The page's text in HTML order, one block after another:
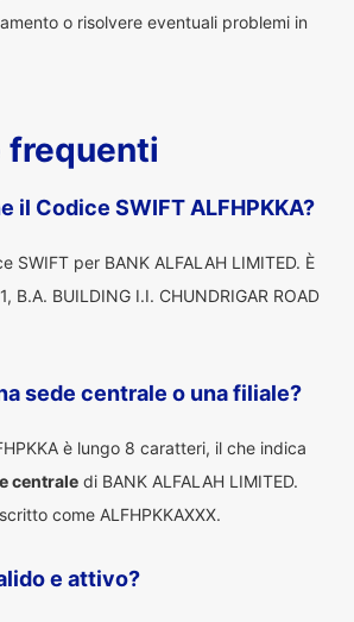
o risolvere eventuali problemi in
frequenti
il Codice SWIFT ALFHPKKA?
SWIFT per BANK ALFALAH LIMITED. È
B.A. BUILDING I.I. CHUNDRIGAR ROAD
sede centrale o una filiale?
è lungo 8 caratteri, il che indica
centrale di BANK ALFALAH LIMITED.
come ALFHPKKAXXX.
e attivo?